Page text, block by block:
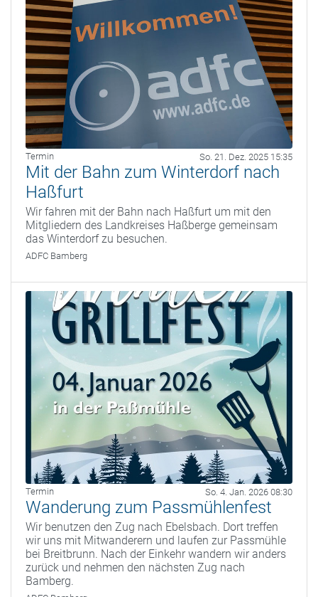
Termin So. 21. Dez. 2025 15:35
Mit der Bahn zum Winterdorf nach
Haßfurt
Wir fahren mit der Bahn nach Haßfurt um mit den
Mitgliedern des Landkreises Haßberge gemeinsam
das Winterdorf zu besuchen.
ADFC Bamberg
Termin So. 4. Jan. 2026 08:30
Wanderung zum Passmühlenfest
Wir benutzen den Zug nach Ebelsbach. Dort treffen
wir uns mit Mitwanderern und laufen zur Passmühle
bei Breitbrunn. Nach der Einkehr wandern wir anders
zurück und nehmen den nächsten Zug nach
Bamberg.